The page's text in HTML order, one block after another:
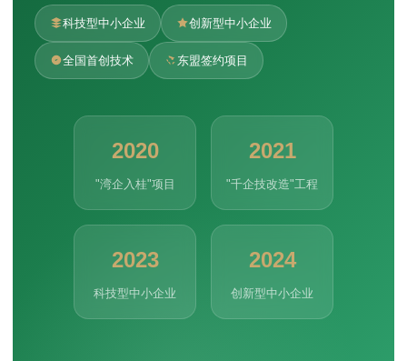
科技型中小企业 创新型中小企业
全国首创技术 东盟签约项目
2020
"湾企入桂"项目
2021
"千企技改造"工程
2023
科技型中小企业
2024
创新型中小企业